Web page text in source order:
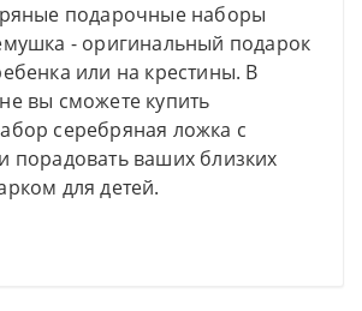
подарочные наборы
- оригинальный подарок
или на крестины. В
вы сможете купить
серебряная ложка с
порадовать ваших близких
для детей.